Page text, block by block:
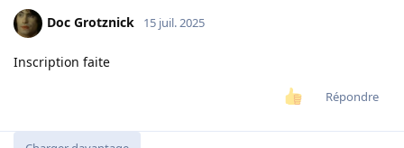
Doc Grotznick 15 juil. 2025
Inscription faite
Répondre